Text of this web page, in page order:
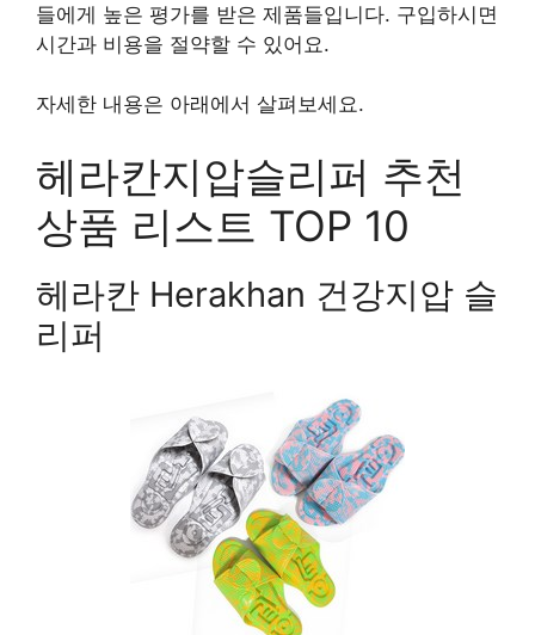
들에게 높은 평가를 받은 제품들입니다. 구입하시면
시간과 비용을 절약할 수 있어요.
자세한 내용은 아래에서 살펴보세요.
헤라칸지압슬리퍼 추천
상품 리스트 TOP 10
헤라칸 Herakhan 건강지압 슬
리퍼